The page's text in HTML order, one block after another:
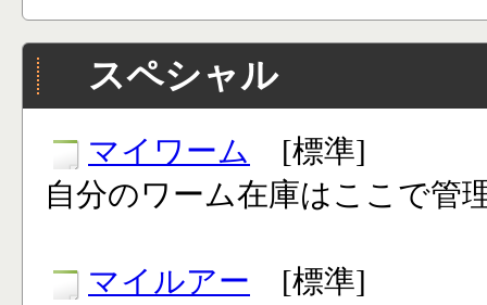
スペシャル
マイワーム
[標準]
自分のワーム在庫はここで管
マイルアー [標準]